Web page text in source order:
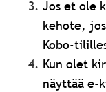
Jos et ole
kehote,
Kobo-
Kun olet
näyttää e-